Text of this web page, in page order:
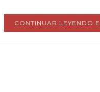
CONTINUAR LEYENDO